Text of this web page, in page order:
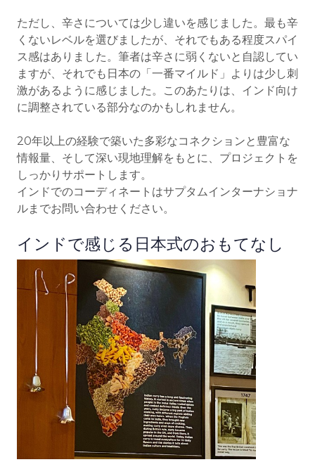
ただし、辛さについては少し違いを感じました。最も辛
くないレベルを選びましたが、それでもある程度スパイ
ス感はありました。筆者は辛さに弱くないと自認してい
ますが、それでも日本の「一番マイルド」よりは少し刺
激があるように感じました。このあたりは、インド向け
に調整されている部分なのかもしれません。
20年以上の経験で築いた多彩なコネクションと豊富な
情報量、そして深い現地理解をもとに、プロジェクトを
しっかりサポートします。
インドでのコーディネートはサプタムインターナショナ
ルまでお問い合わせください。
インドで感じる日本式のおもてなし